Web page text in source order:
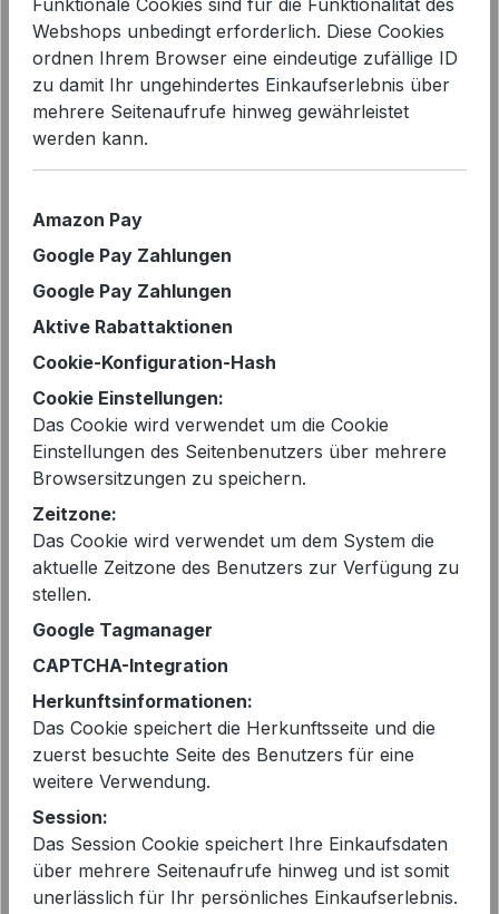
Bildergalerie überspringen
Verkaufspreis:
69,99 € %
89,95 €*
vorher 89,95 €
Preise inkl. MwSt. zzgl. Versandkosten
Sofort verfügbar, Lieferzeit: 2-5 Tage
Größeauswählen
Produkt Anzahl: Gib den
Webshops unbedingt erforderlich. Diese Cookies
ordnen Ihrem Browser eine eindeutige zufällige ID
zu damit Ihr ungehindertes Einkaufserlebnis über
mehrere Seitenaufrufe hinweg gewährleistet
werden kann.
Amazon Pay
Google Pay Zahlungen
Google Pay Zahlungen
Aktive Rabattaktionen
Cookie-Konfiguration-Hash
Cookie Einstellungen:
Das Cookie wird verwendet um die Cookie
Einstellungen des Seitenbenutzers über mehrere
Browsersitzungen zu speichern.
Zeitzone:
Das Cookie wird verwendet um dem System die
aktuelle Zeitzone des Benutzers zur Verfügung zu
stellen.
Google Tagmanager
CAPTCHA-Integration
Herkunftsinformationen:
Das Cookie speichert die Herkunftsseite und die
zuerst besuchte Seite des Benutzers für eine
weitere Verwendung.
Session:
Das Session Cookie speichert Ihre Einkaufsdaten
über mehrere Seitenaufrufe hinweg und ist somit
unerlässlich für Ihr persönliches Einkaufserlebnis.